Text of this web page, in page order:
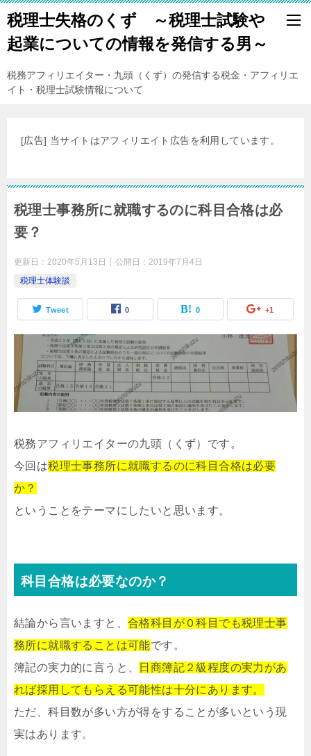
税理士失格のくず ～税理士試験や
起業についての情報を発信する男～
税務アフィリエイター・九頭（くず）の発信する税金・アフィリエ
イト・税理士試験情報について
[広告] 当サイトはアフィリエイト広告を利用しています。
税理士事務所に就職するのに科目合格は必
要？
更新日： 2020年5月13日 公開日： 2019年7月4日
税理士体験談
Tweet 0 0 +1
税務アフィリエイターの九頭（くず）です。
今回は税理士事務所に就職するのに科目合格は必要
か？
ということをテーマにしたいと思います。
科目合格は必要なのか？
結論から言いますと、 合格科目が０科目でも税理士事
務所に就職することは可能です。
簿記の実力的に言うと、
日商簿記２級程度の実力があ
れば採用してもらえる可能性は十分にあります。
ただ、科目数が多い方が得をすることが多いという現
実はあります。